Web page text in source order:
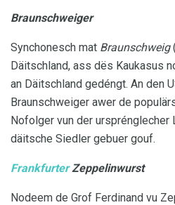
Braunschweiger
Synchonesch mat Braunschweig
Däitschland, ass dës Kaukasus
an Däitschland gedéngt. An den
Braunschweiger awer de
Nofolger vun der ursprénglecher
däitsche Siedler gebuer gouf.
FrankfurterZeppelinwurst
Nodeem de Grof Ferdinand vu